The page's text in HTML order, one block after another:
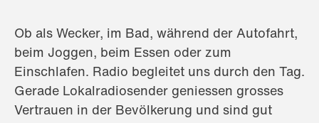
Ob als Wecker, im Bad, während der Autofahrt,
beim Joggen, beim Essen oder zum
Einschlafen. Radio begleitet uns durch den Tag.
Gerade Lokalradiosender geniessen grosses
Vertrauen in der Bevölkerung und sind gut